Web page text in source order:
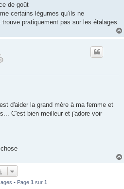
de goût
certains légumes qu’ils ne
pratiquement pas sur les étalages
d'aider la grand mère à ma femme et
C'est bien meilleur et j'adore voir
• Page 1 sur 1